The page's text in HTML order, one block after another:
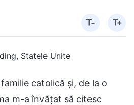
Statele Unite
catolică și, de la o
m-a învățat să citesc